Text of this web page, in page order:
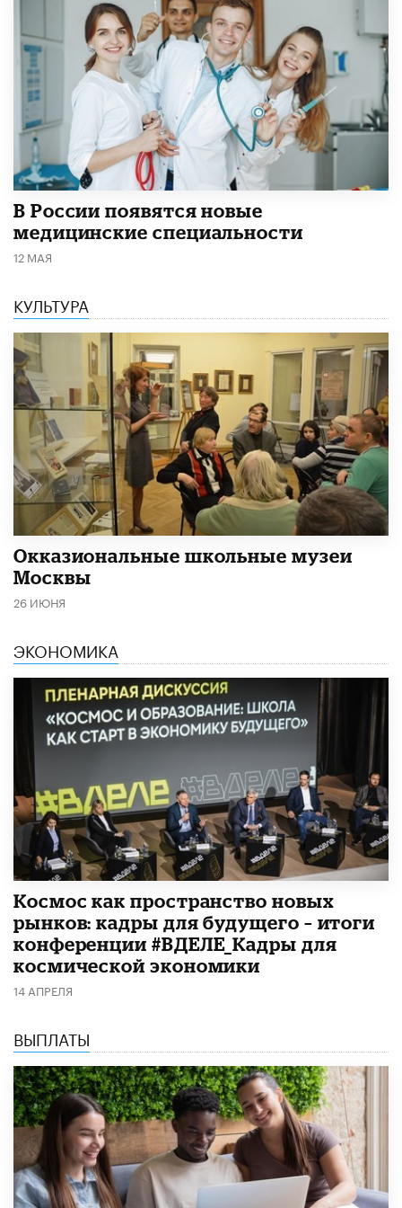
В России появятся новые
медицинские специальности
12 МАЯ
КУЛЬТУРА
​Окказиональные школьные музеи
Москвы
26 ИЮНЯ
ЭКОНОМИКА
Космос как пространство новых
рынков: кадры для будущего – итоги
конференции #ВДЕЛЕ_Кадры для
космической экономики
14 АПРЕЛЯ
ВЫПЛАТЫ